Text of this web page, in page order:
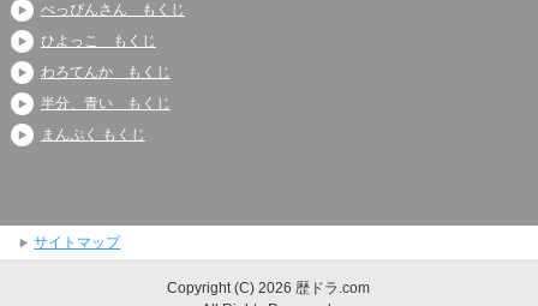
べっぴんさん もくじ
ひよっこ もくじ
わろてんか もくじ
半分、青い もくじ
まんぷく もくじ
サイトマップ
Copyright (C) 2026 歴ドラ.com